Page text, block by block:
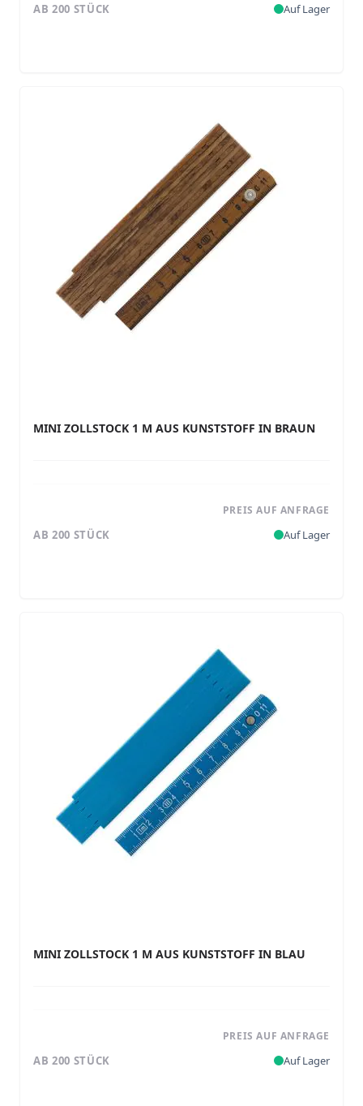
AB 200 STÜCK Auf Lager
MINI ZOLLSTOCK 1 M AUS KUNSTSTOFF IN BRAUN
PREIS AUF ANFRAGE
AB 200 STÜCK Auf Lager
MINI ZOLLSTOCK 1 M AUS KUNSTSTOFF IN BLAU
PREIS AUF ANFRAGE
AB 200 STÜCK Auf Lager